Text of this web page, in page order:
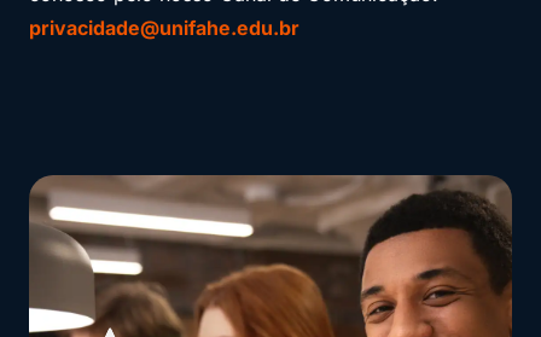
privacidade@unifahe.edu.br